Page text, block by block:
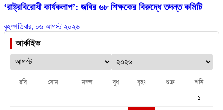
‘রাষ্ট্রবিরোধী কার্যকলাপ’: জবির ৬৮ শিক্ষকের বিরুদ্ধে তদন্ত কমিটি
বৃহস্পতিবার, ০৬ আগস্ট ২০২৬
আর্কাইভ
রবি সোম মঙ্গল বুধ বৃহঃ শুক্র শনি
১